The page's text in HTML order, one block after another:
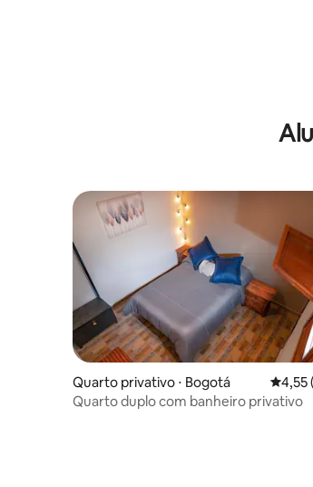
Quarto privativo ⋅ Bogotá 4,55
4,55
Quarto duplo com banheiro privativo